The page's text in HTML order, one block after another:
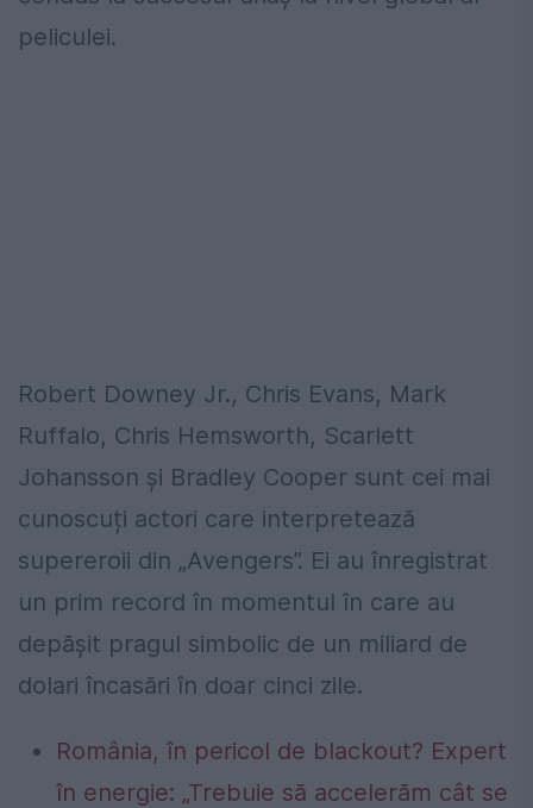
peliculei.
Robert Downey Jr., Chris Evans, Mark
Ruffalo, Chris Hemsworth, Scarlett
Johansson şi Bradley Cooper sunt cei mai
cunoscuți actori care interpretează
supereroii din „Avengers”. Ei au înregistrat
un prim record în momentul în care au
depăşit pragul simbolic de un miliard de
dolari încasări în doar cinci zile.
România, în pericol de blackout? Expert
în energie: „Trebuie să accelerăm cât se